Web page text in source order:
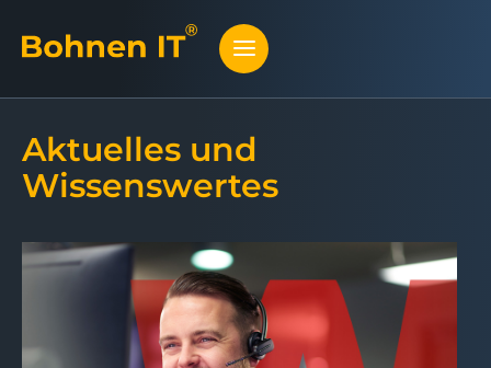
Aktuelles und
Wissenswertes